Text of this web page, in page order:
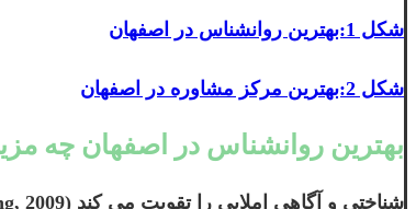
شکل 1:بهترین روانشناس در اصفهان
شکل 2:بهترین مرکز مشاوره در اصفهان
بهترین روانشناس در اصفهان چه